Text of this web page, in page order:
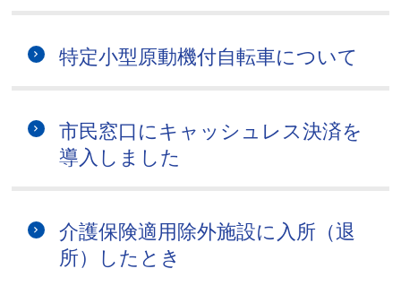
特定小型原動機付自転車について
市民窓口にキャッシュレス決済を
導入しました
介護保険適用除外施設に入所（退
所）したとき